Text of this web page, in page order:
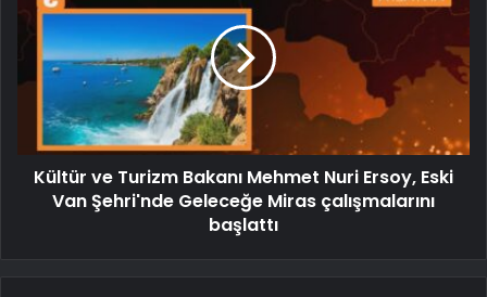
Kültür ve Turizm Bakanı Mehmet Nuri Ersoy, Eski
Van Şehri'nde Geleceğe Miras çalışmalarını
başlattı